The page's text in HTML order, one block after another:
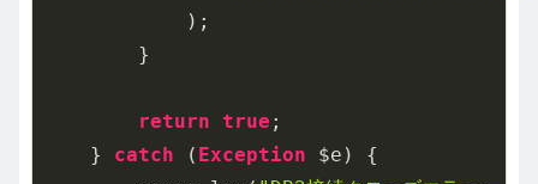
            );
        }
return true ;
    }
catch ( Exception $e) {